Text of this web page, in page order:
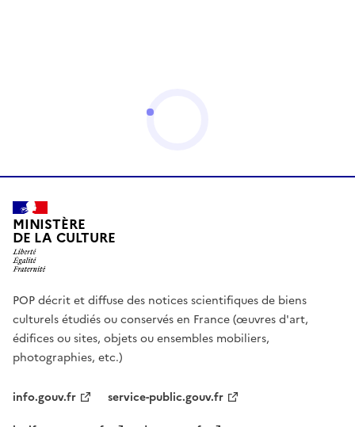
MINISTÈRE
DE LA CULTURE
POP décrit et diffuse des notices scientifiques de biens
culturels étudiés ou conservés en France (œuvres d'art,
édifices ou sites, objets ou ensembles mobiliers,
photographies, etc.)
info.gouv.fr
service-public.gouv.fr